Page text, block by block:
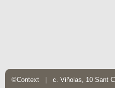
©Context | c. Viñolas, 10 Sant